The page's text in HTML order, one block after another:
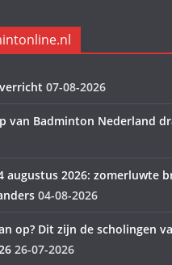
07-08-2026
van Badminton Nederland
2026: zomerluwte
04-08-2026
op? Dit zijn de scholingen
26-07-2026